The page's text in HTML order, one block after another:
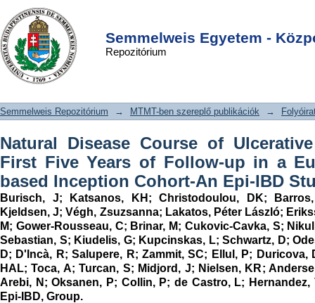
Semmelweis Egyetem -
Repozitórium
Natural Disease Course of Ulcerative
Colitis During the First Five Years of
Follow-up in a European Population-
based Inception Cohort-An Epi-IBD
DSpace/Manakin Repository
Semmelweis Repozitórium → MTMT-ben szereplő publikációk →
Natural Disease Course of
First Five Years of Follow-up in a
based Inception Cohort-An Epi-IBD
Burisch, J; Katsanos, KH ;Christodoulou, DK;
Kjeldsen, J;Végh, Zsuzsanna; Lakatos, Péter László;
M; Gower-Rousseau, C; Brinar, M; Cukovic-Cavka, S;
Sebastian, S; Kiudelis, G; Kupcinskas, L; Schwartz, D;
D; D'Incà, R;Salupere, R;Zammit, SC; Ellul, P; Duricova,
HAL;Toca, A;Turcan, S; Midjord, J; Nielsen, KR;
Arebi, N ;Oksanen, P; Collin, P; de Castro, L; Hernandez,
Epi-IBD, Group.